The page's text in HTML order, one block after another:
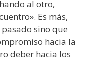
al otro,
Es más,
sino que
hacia la
deber hacia los